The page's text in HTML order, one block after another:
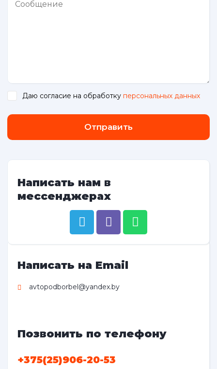
Даю согласие на обработку персональных данных
Отправить
Написать нам в
мессенджерах
Написать на Email
avtopodborbel@yandex.by
Позвонить по телефону
+375(25)906-20-53